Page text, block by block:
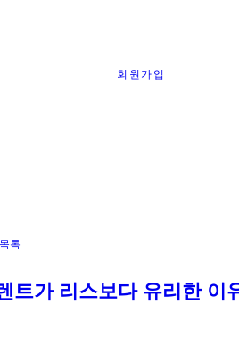
회원가입
록
트가 리스보다 유리한 이